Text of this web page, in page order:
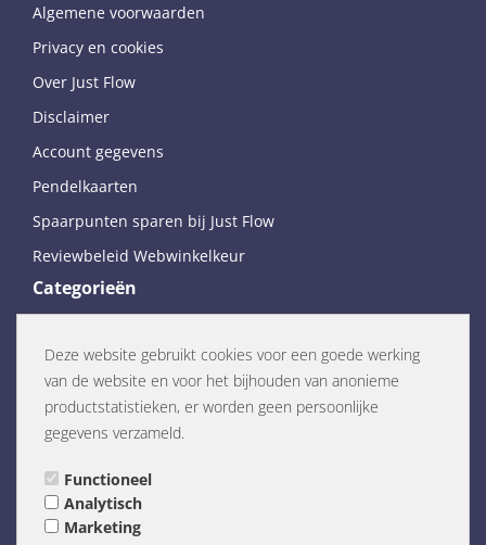
Algemene voorwaarden
Privacy en cookies
Over Just Flow
Disclaimer
Account gegevens
Pendelkaarten
Spaarpunten sparen bij Just Flow
Reviewbeleid Webwinkelkeur
Categorieën
Flow Remedies
Miron violet glas
Edelstenen
Pendels en biotensors
Boeken en Orakelkaarten
Diversen
Deze website gebruikt cookies voor een goede werking
van de website en voor het bijhouden van anonieme
productstatistieken, er worden geen persoonlijke
gegevens verzameld.
Functioneel
Analytisch
Marketing